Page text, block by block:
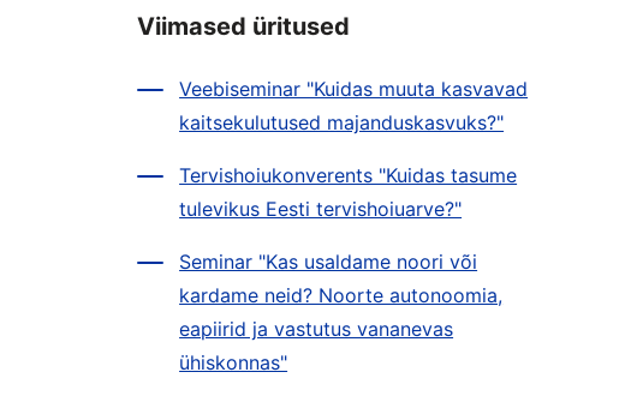
Viimased üritused
Veebiseminar "Kuidas muuta kasvavad
kaitsekulutused majanduskasvuks?"
Tervishoiukonverents "Kuidas tasume
tulevikus Eesti tervishoiuarve?"
Seminar "Kas usaldame noori või
kardame neid? Noorte autonoomia,
eapiirid ja vastutus vananevas
ühiskonnas"